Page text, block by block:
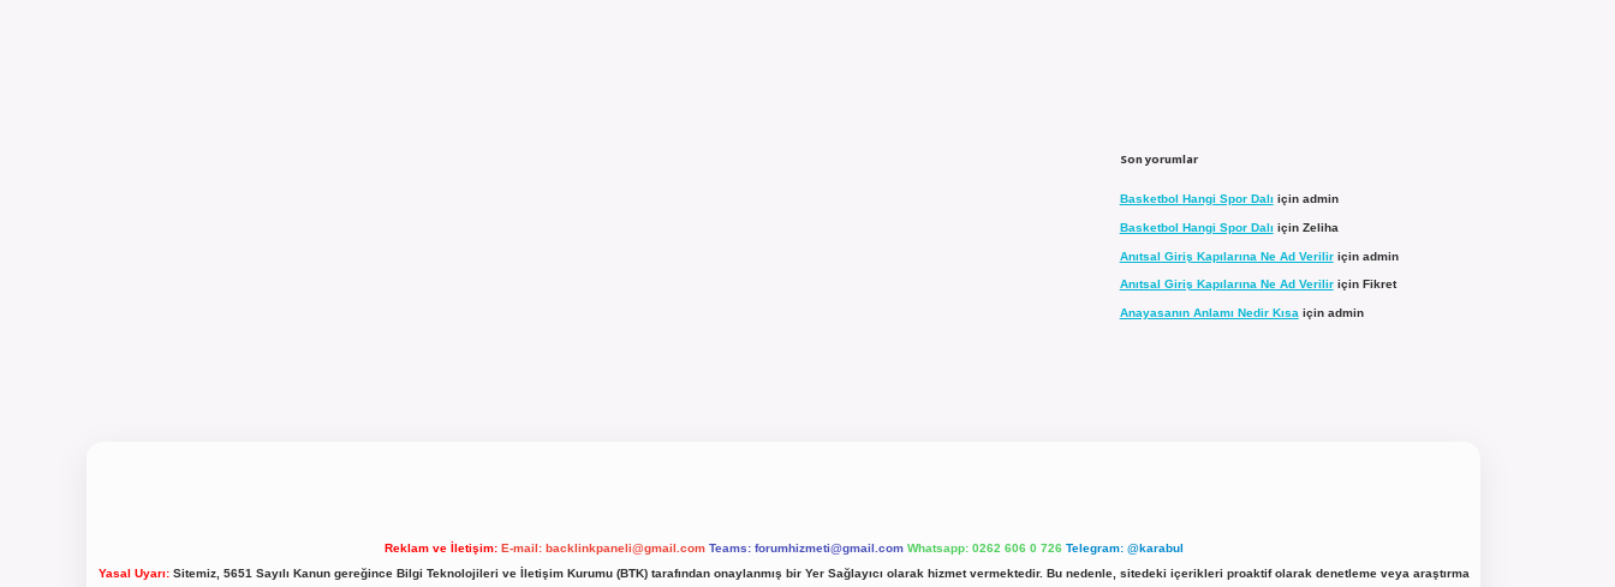
Son yorumlar
Basketbol Hangi Spor Dalı için admin
Basketbol Hangi Spor Dalı için Zeliha
Anıtsal Giriş Kapılarına Ne Ad Veriliriçin admin
Anıtsal Giriş Kapılarına Ne Ad Veriliriçin Fikret
Anayasanın Anlamı Nedir Kısa için admin
Reklam ve İletişim: E-mail: backlinkpaneli@gmail.com Teams: forumhizmeti@gmail.com Whatsapp: 0262 606 0 726 Telegram: @karabul
Yasal Uyarı:Sitemiz, 5651 Sayılı Kanun gereğince Bilgi Teknolojileri ve İletişim Kurumu (BTK) tarafından onaylanmış bir Yer Sağlayıcı olarak hizmet vermektedir. Bu nedenle, sitedeki içerikleri proaktif olarak denetleme veya araştırma